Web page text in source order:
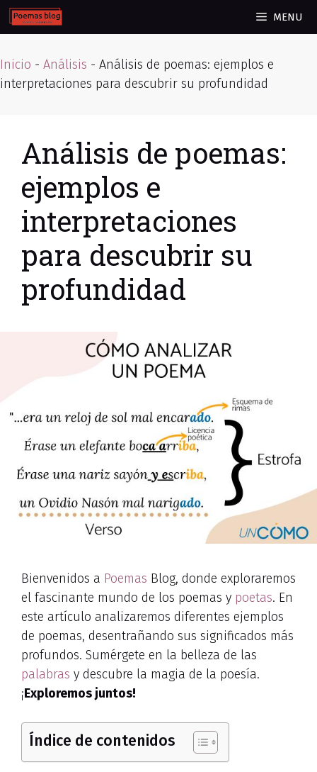
Skip
to
MENU
Inicio - Análisis - Análisis de poemas: ejemplos e
interpretaciones para descubrir su profundidad
Análisis de poemas:
ejemplos e
interpretaciones
para descubrir su
profundidad
Bienvenidos a Poemas Blog, donde exploraremos
el fascinante mundo de los poemas y poetas. En
este artículo analizaremos diferentes ejemplos
de poemas, desentrañando sus significados más
profundos. Sumérgete en la belleza de las
palabras y descubre la magia de la poesía.
¡Exploremos juntos!
Índice de contenidos